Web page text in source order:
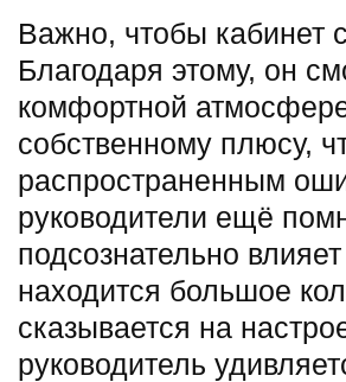
Важно, чтобы кабинет
Благодаря этому, он
комфортной
собственному плюсу,
распространенным
руководители ещё
подсознательно
находится большое
сказывается на
руководитель